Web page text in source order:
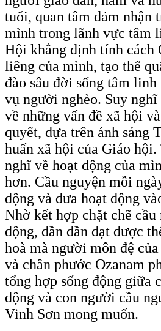
tuổi, quan tâm đảm nhận
mình trong lãnh vực tâm
Hội khẳng định tính cách
liêng của mình, tạo thế
đào sâu đời sống tâm linh
vụ người nghèo. Suy nghĩ
về những vấn đề xã hội
quyết, dựa trên ánh sáng
huấn xã hội của Giáo
nghĩ về hoạt động của
hơn. Cầu nguyện mỗi
động và đưa hoạt động
Nhờ kết hợp chặt chẽ
động, dần dần đạt được
hoà mà người môn đệ
và chân phước Ozanam
tổng hợp sống động giữa
động và con người cầu
Vinh Sơn mong muốn.